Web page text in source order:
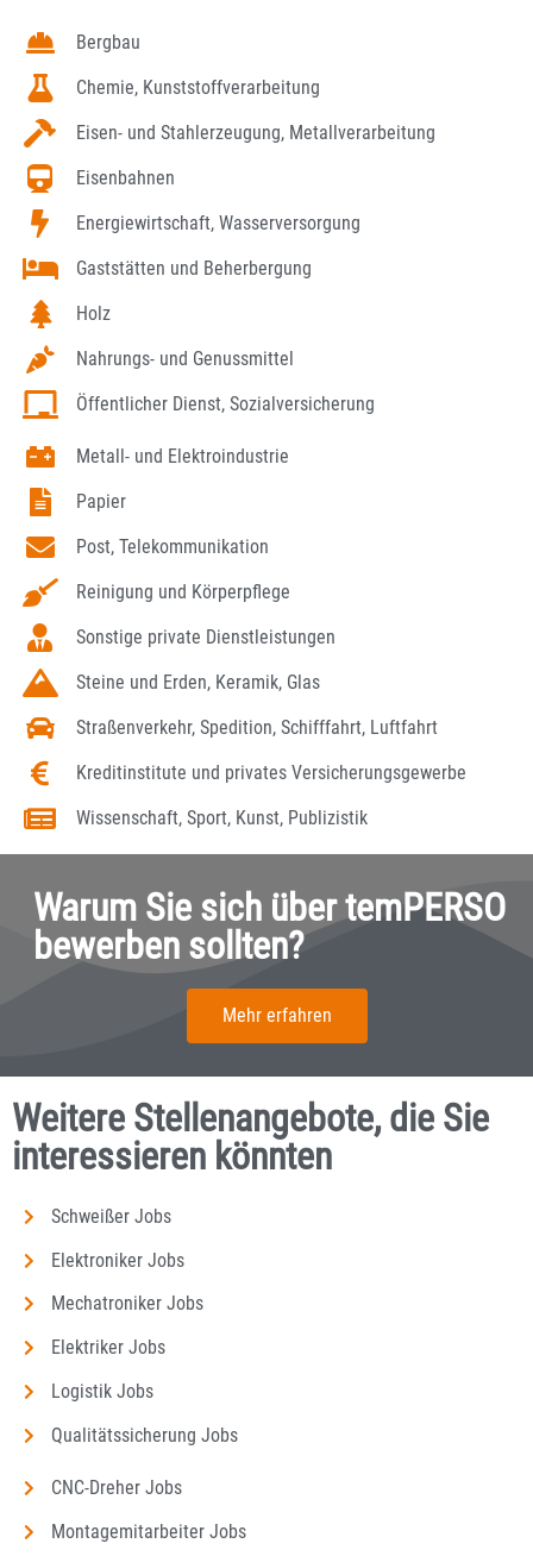
Bergbau
Chemie, Kunststoffverarbeitung
Eisen- und Stahlerzeugung, Metallverarbeitung
Eisenbahnen
Energiewirtschaft, Wasserversorgung
Gaststätten und Beherbergung
Holz
Nahrungs- und Genussmittel
Öffentlicher Dienst, Sozialversicherung
Metall- und Elektroindustrie
Papier
Post, Telekommunikation
Reinigung und Körperpflege
Sonstige private Dienstleistungen
Steine und Erden, Keramik, Glas
Straßenverkehr, Spedition, Schifffahrt, Luftfahrt
Kreditinstitute und privates Versicherungsgewerbe
Wissenschaft, Sport, Kunst, Publizistik
Warum Sie sich über temPERSO
bewerben sollten?
Mehr erfahren
Weitere Stellenangebote, die Sie
interessieren könnten
Schweißer Jobs
Elektroniker Jobs
Mechatroniker Jobs
Elektriker Jobs
Logistik Jobs
Qualitätssicherung Jobs
CNC-Dreher Jobs
Montagemitarbeiter Jobs